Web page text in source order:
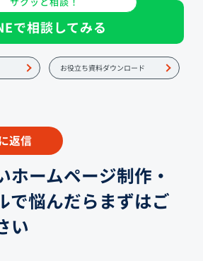
で相談してみる
お役立ち資料ダウンロード
返信
ホームページ制作・
で悩んだらまずはご
い